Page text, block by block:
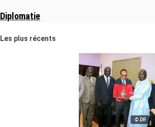
Diplomatie
Les plus récents
© DR